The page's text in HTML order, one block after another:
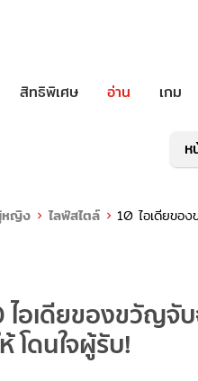
สิทธิพิเศษ อ่าน เกม
ห
ญิง ไลฟ์สไตล์ 10 ไอเดียขอ
ไอเดียของขวัญจั
โดนใจผู้รับ!